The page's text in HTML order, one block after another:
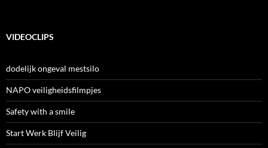
VIDEOCLIPS
dodelijk ongeval mestsilo
NAPO veiligheidsfilmpjes
Safety with a smile
Start Werk Blijf Veilig